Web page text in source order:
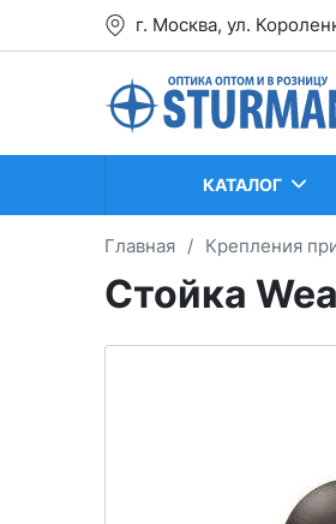
г. Москва, ул.
КАТАЛОГ
Главная / Крепления
Стойка